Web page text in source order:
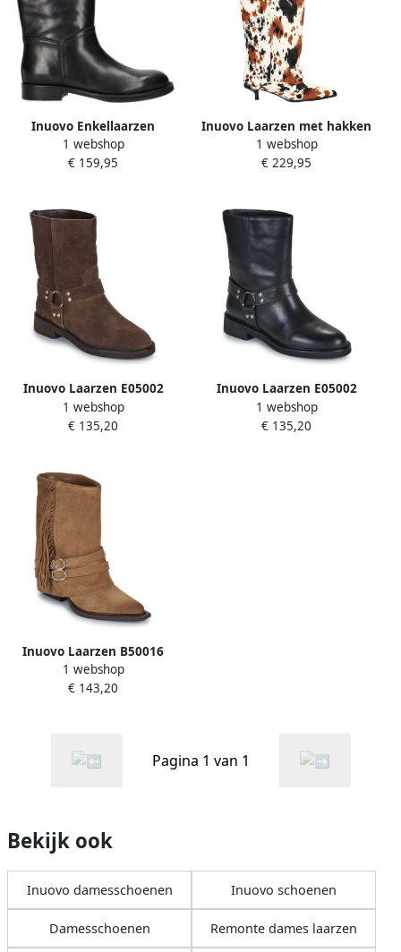
Inuovo Enkellaarzen
Laarzen
1 webshop
€ 159,95
Inuovo Laarzen met hakken
Laarzen
1 webshop
€ 229,95
Inuovo Laarzen E05002
1 webshop
€ 135,20
Inuovo Laarzen E05002
1 webshop
€ 135,20
Inuovo Laarzen B50016
1 webshop
€ 143,20
Pagina 1 van 1
Bekijk ook
Inuovo damesschoenen Inuovo schoenen
Damesschoenen Remonte dames laarzen